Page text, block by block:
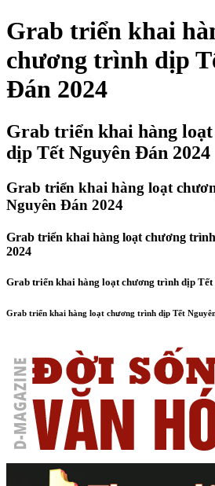
Grab triển khai
chương trình dịp
Đán 2024
Grab triển khai hàng
dịp Tết Nguyên Đán 2024
Grab triển khai hàng loạt
Nguyên Đán 2024
Grab triển khai hàng loạt chương
2024
Grab triển khai hàng loạt chương trình dịp Tết
Grab triển khai hàng loạt chương trình dịp Tết